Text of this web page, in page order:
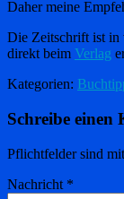
Daher meine
Die Zeitschrift ist in
direkt beim Verlag
Kategorien:
Schreibe einen
Pflichtfelder sind mit
Nachricht *